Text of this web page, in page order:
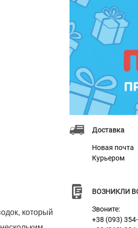
который
Доставка
Новая почта
Курьером
ВОЗНИКЛИ
Звоните:
+38 (093)